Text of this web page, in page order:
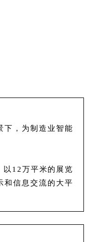
下，为制造业智能
12万平米的展览
和信息交流的大平